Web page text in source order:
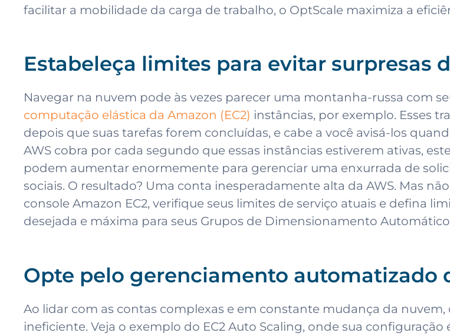
facilitar a mobilidade da carga de trabalho, o OptScale maximiza a
Estabeleça limites para evitar surpresas
Navegar na nuvem pode às vezes parecer uma montanha-russa com
computação elástica da Amazon (EC2) instâncias, por exemplo. Esses
depois que suas tarefas forem concluídas, e cabe a você avisá-los
AWS cobra por cada segundo que essas instâncias estiverem ativas,
podem aumentar enormemente para gerenciar uma enxurrada de
sociais. O resultado? Uma conta inesperadamente alta da AWS. Mas
console Amazon EC2, verifique seus limites de serviço atuais e defina
desejada e máxima para seus Grupos de Dimensionamento
Opte pelo gerenciamento automatizado
Ao lidar com as contas complexas e em constante mudança da
ineficiente. Veja o exemplo do EC2 Auto Scaling, onde sua